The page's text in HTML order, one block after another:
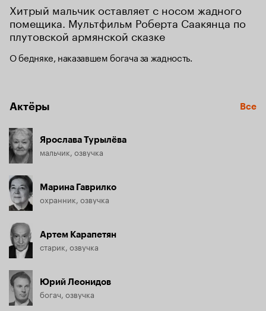
Хитрый мальчик оставляет с носом жадного
помещика. Мультфильм Роберта Саакянца по
плутовской армянской сказке
О бедняке, наказавшем богача за жадность.
Актёры Все
Ярослава Турылёва
мальчик, озвучка
Марина Гаврилко
охранник, озвучка
Артем Карапетян
старик, озвучка
Юрий Леонидов
богач, озвучка